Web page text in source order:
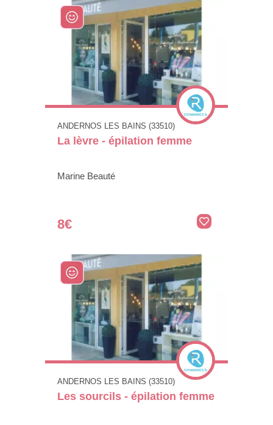
ANDERNOS LES BAINS (33510)
La lèvre - épilation femme
Marine Beauté
8€
ANDERNOS LES BAINS (33510)
Les sourcils - épilation femme